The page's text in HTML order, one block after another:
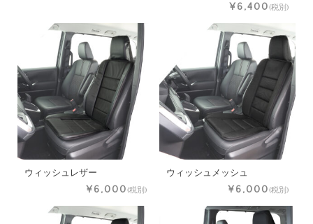
¥6,400(税別)
ウィッシュレザー
¥6,000(税別)
ウィッシュメッシュ
¥6,000(税別)